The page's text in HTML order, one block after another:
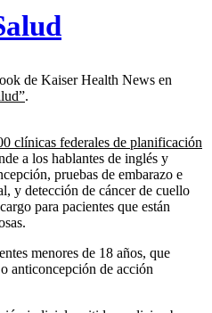
de Kaiser Health News en
.
clínicas federales de planificación
a los hablantes de inglés y
pruebas de embarazo e
y detección de cáncer de cuello
para pacientes que están
menores de 18 años, que
anticoncepción de acción